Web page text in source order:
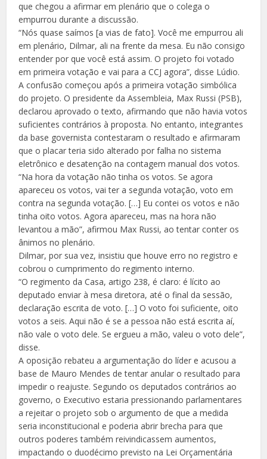
que chegou a afirmar em plenário que o colega o
empurrou durante a discussão.
“Nós quase saímos [a vias de fato]. Você me empurrou ali
em plenário, Dilmar, ali na frente da mesa. Eu não consigo
entender por que você está assim. O projeto foi votado
em primeira votação e vai para a CCJ agora”, disse Lúdio.
A confusão começou após a primeira votação simbólica
do projeto. O presidente da Assembleia, Max Russi (PSB),
declarou aprovado o texto, afirmando que não havia votos
suficientes contrários à proposta. No entanto, integrantes
da base governista contestaram o resultado e afirmaram
que o placar teria sido alterado por falha no sistema
eletrônico e desatenção na contagem manual dos votos.
“Na hora da votação não tinha os votos. Se agora
apareceu os votos, vai ter a segunda votação, voto em
contra na segunda votação. […] Eu contei os votos e não
tinha oito votos. Agora apareceu, mas na hora não
levantou a mão”, afirmou Max Russi, ao tentar conter os
ânimos no plenário.
Dilmar, por sua vez, insistiu que houve erro no registro e
cobrou o cumprimento do regimento interno.
“O regimento da Casa, artigo 238, é claro: é lícito ao
deputado enviar à mesa diretora, até o final da sessão,
declaração escrita de voto. […] O voto foi suficiente, oito
votos a seis. Aqui não é se a pessoa não está escrita aí,
não vale o voto dele. Se ergueu a mão, valeu o voto dele”,
disse.
A oposição rebateu a argumentação do líder e acusou a
base de Mauro Mendes de tentar anular o resultado para
impedir o reajuste. Segundo os deputados contrários ao
governo, o Executivo estaria pressionando parlamentares
a rejeitar o projeto sob o argumento de que a medida
seria inconstitucional e poderia abrir brecha para que
outros poderes também reivindicassem aumentos,
impactando o duodécimo previsto na Lei Orçamentária